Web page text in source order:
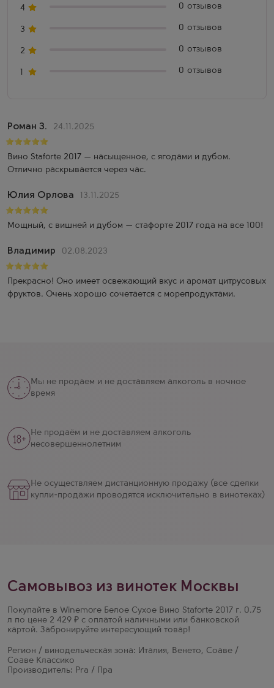
правила производства вин Соаве категории DOCG, в
качестве альтернативы старой системе. Хотя винодельня Пра
известны только в регионе. В 1983 году на рынок вышел
завоевал популярность. Братья Пра – дипломированные
выращивания винограда и производства вина, применяют
экологические фитосанитарные меры по уходу за лозами.
Роман З. 24.11.2025
Вино Staforte 2017 — насыщенное, с ягодами и дубом.
Отлично раскрывается через час.
Юлия Орлова 13.11.2025
Мощный, с вишней и дубом — стафорте 2017 года на все 100!
Владимир 02.08.2023
Прекрасно! Оно имеет освежающий вкус и аромат цитрусовых
фруктов. Очень хорошо сочетается с морепродуктами.
4 0 отзывов
3 0 отзывов
2 0 отзывов
1 0 отзывов
Мы не продаем и не доставляем алкоголь в ночное
время
Не продаём и не доставляем алкоголь
несовершеннолетним
Не осуществляем дистанционную продажу (все сделки
купли-продажи проводятся исключительно в винотеках)
Самовывоз из винотек Москвы
Покупайте в Winemore Белое Сухое Вино Staforte 2017 г. 0.75
л по цене 2 429 ₽ с оплатой наличными или банковской
картой. Забронируйте интересующий товар!
Регион / винодельческая зона: Италия, Венето, Соаве /
Соаве Классико
Производитель: Pra / Пра